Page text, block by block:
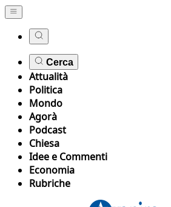
Cerca
Attualità
Politica
Mondo
Agorà
Podcast
Chiesa
Idee e Commenti
Economia
Rubriche